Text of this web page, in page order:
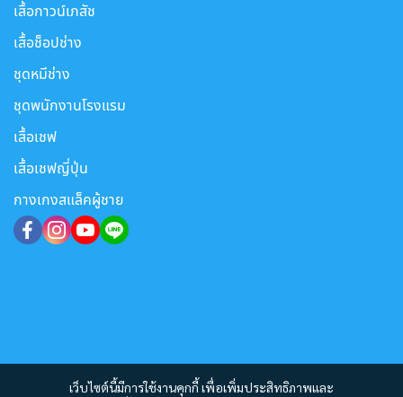
เว็บไซต์นี้มีการใช้งานคุกกี้ เพื่อเพิ่มประสิทธิภาพและ
เสื้อกาวน์เภสัช
เสื้อช็อปช่าง
ชุดหมีช่าง
ชุดพนักงานโรงแรม
เสื้อเชฟ
เสื้อเชฟญี่ปุ่น
กางเกงสแล็คผู้ชาย